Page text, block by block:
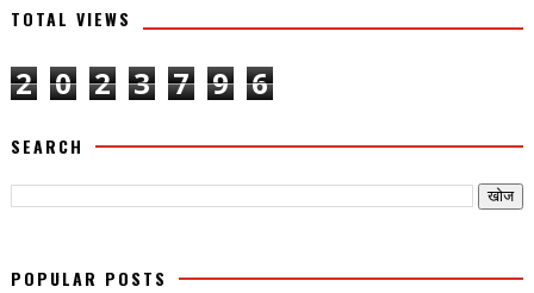
TOTAL VIEWS
2 0 2 3 7 9 6
SEARCH
POPULAR POSTS